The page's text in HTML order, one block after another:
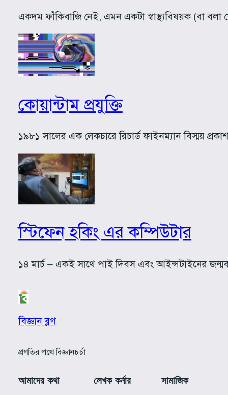
একদম ফাঁকিবাজি নেই, এমন একটা স্বাস্থ্যবিষয়ক (বা
কোয়ান্টাম প্রযুক্তি
১৯৮১ সালের এক লেকচারে রিচার্ড ফাইনম্যান বিস্ময়
স্টিফেন হকিং এর কম্পিউটার
১৪ মার্চ – একই সাথে পাই দিবস এবং আইন্সটাইনের
বিজ্ঞান ব্লগ
প্রগতির পথে বিজ্ঞানচর্চা
আমাদের কথা লেখক কর্নার সামাজিক